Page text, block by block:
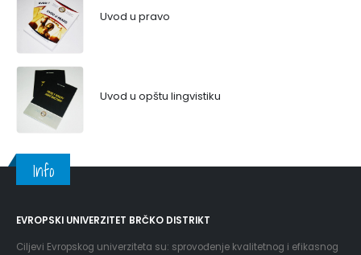
Uvod u pravo
Uvod u opštu lingvistiku
Info
EVROPSKI UNIVERZITET BRČKO DISTRIKT
Ciljevi Evropskog univerziteta su: sprovođenje kvalitetnog i efikasnog